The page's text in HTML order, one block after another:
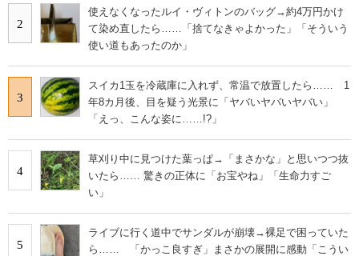
2
使えなくなったルイ・ヴィトンのバッグ→約4万円かけ
て染め直したら……「捨てなきゃよかった」「そういう
使い道もあったのか」
3
スイカ1玉を冷蔵庫に入れず、常温で放置したら…… 1
年8カ月後、目を疑う光景に「ヤバいヤバいヤバい」
「えっ、こんな姿に……!?」
4
草刈り中に見つけた葉っぱ→「まさかな」と思いつつ抜
いたら…… 驚きの正体に「お宝やね」「生命力すご
い」
5
ライブに行く道中でサンダルが崩壊→裸足で困っていた
ら…… 「かっこ良すぎ」まさかの展開に感動「こうい